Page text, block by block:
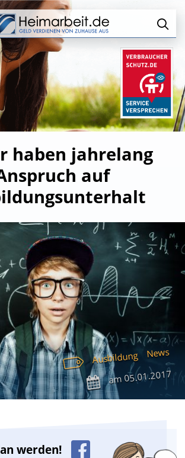
haben jahrelang
auf
Ausbildung News
am05.01.2017
werden!